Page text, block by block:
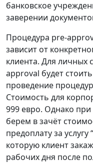
банковское
заверении
Процедура pre-
зависит от
клиента. Для личных
approval будет
проведение
Стоимость для
999 евро. Однако
берем в зачёт
предоплату за услугу
которую клиент
рабочих дня после